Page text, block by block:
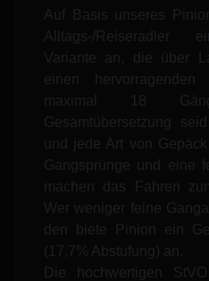
Auf Basis unseres
Alltags-/Reiseradler
Variante an, die über
einen
maximal 18
Gesamtübersetzung
und jede Art von
Gangsprünge und eine
machen das Fahren
Wer weniger feine
den biete Pinion ein
(17,7% Abstufung) an.
Die hochwertigen